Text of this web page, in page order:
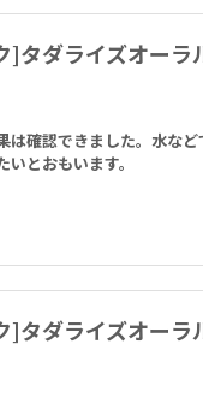
]タダライズオー
は確認できました。水な
いとおもいます。
]タダライズオー